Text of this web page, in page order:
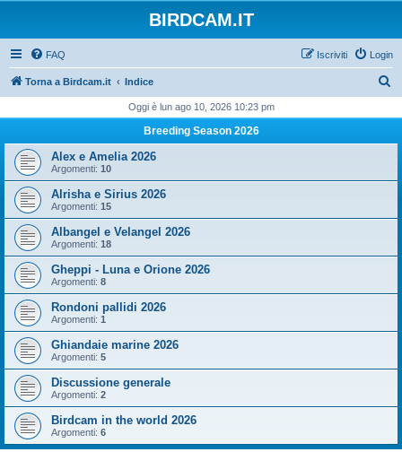
BIRDCAM.IT
FAQ Login
Iscriviti
Torna a Birdcam.it Indice
c
Oggi è lun ago 10, 2026 10:23 pm
Breeding Season 2026
Alex e Amelia 2026
Argomenti: 10
Alrisha e Sirius 2026
Argomenti: 15
Albangel e Velangel 2026
Argomenti: 18
Gheppi - Luna e Orione 2026
Argomenti: 8
Rondoni pallidi 2026
Argomenti: 1
Ghiandaie marine 2026
Argomenti: 5
Discussione generale
Argomenti: 2
Birdcam in the world 2026
Argomenti: 6